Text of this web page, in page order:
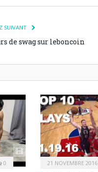
SUIVANT
de swag sur leboncoin
0 21 NOVEMBRE 2016